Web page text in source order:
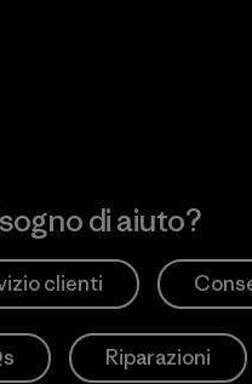
di aiuto?
clienti
Riparazioni